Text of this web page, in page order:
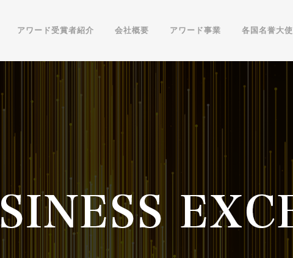
アワード受賞者紹介 会社概要 アワード事業 各国名誉大使